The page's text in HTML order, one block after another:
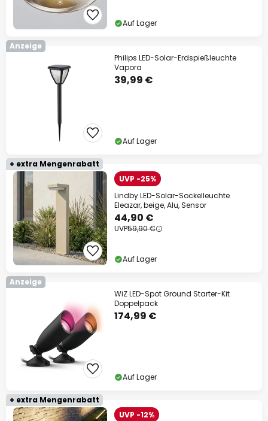
Auf Lager
Anzeige
Philips LED-Solar-Erdspießleuchte
Vapora
39,99 €
Auf Lager
+ extra Mengenrabatt
UVP -25%
Lindby LED-Solar-Sockelleuchte
Eleazar, beige, Alu, Sensor
44,90 €
UVP59,90 €
Auf Lager
Anzeige
WiZ LED-Spot Ground Starter-Kit
Doppelpack
174,99 €
Auf Lager
+ extra Mengenrabatt
UVP -12%